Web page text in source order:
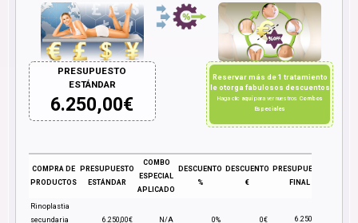
PRESUPUESTO
ESTÁNDAR
6.250,00€
Reservar más de 1 tratamiento
le otorga fabulosos descuentos
Haga clic aquípara ver nuestros Combos
Especiales
COMPRA DE
PRODUCTOS
PRESUPUESTO
ESTÁNDAR
COMBO
ESPECIAL
APLICADO
DESCUENTO
%
DESCUENTO
€
PRESUPUESTO
FINAL
Rinoplastia
secundaria
6.250,00€ N/A 0% 0€ 6.250,00€